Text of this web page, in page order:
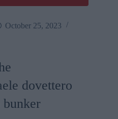
October 25, 2023
dovettero